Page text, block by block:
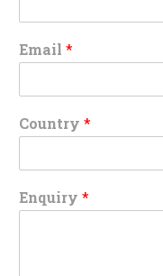
Email *
Country *
Enquiry *